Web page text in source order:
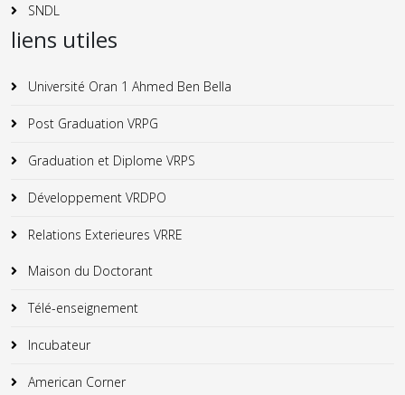
SNDL
liens utiles
Université Oran 1 Ahmed Ben Bella
Post Graduation VRPG
Graduation et Diplome VRPS
Développement VRDPO
Relations Exterieures VRRE
Maison du Doctorant
Télé-enseignement
Incubateur
American Corner